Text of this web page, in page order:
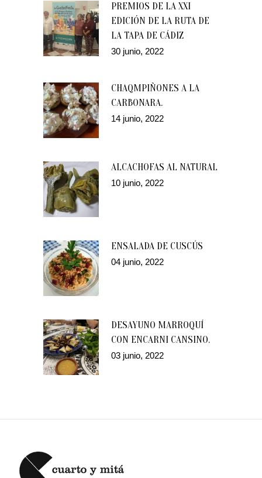
PREMIOS DE LA XXI
EDICIÓN DE LA RUTA DE
LA TAPA DE CÁDIZ
30 junio, 2022
CHAQMPIÑONES A LA
CARBONARA.
14 junio, 2022
ALCACHOFAS AL NATURAL
10 junio, 2022
ENSALADA DE CUSCÚS
04 junio, 2022
DESAYUNO MARROQUÍ
CON ENCARNI CANSINO.
03 junio, 2022